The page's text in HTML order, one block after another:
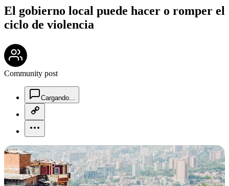
El gobierno local puede hacer o romper el
ciclo de violencia
Community post
Cargando...